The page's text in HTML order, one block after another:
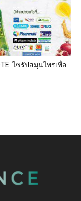
ไซรัปสมุนไพรเพื่อ